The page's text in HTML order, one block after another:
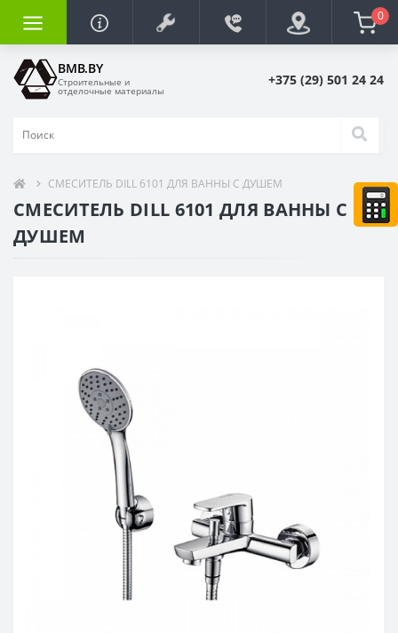
0
BMB.BY
Строительные и
отделочные материалы
+375 (29) 501 24 24
СМЕСИТЕЛЬ DILL 6101 ДЛЯ ВАННЫ С ДУШЕМ
СМЕСИТЕЛЬ DILL 6101 ДЛЯ ВАННЫ С
ДУШЕМ